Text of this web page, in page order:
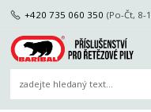
+420 735 060 350 (Po-Čt, 8-